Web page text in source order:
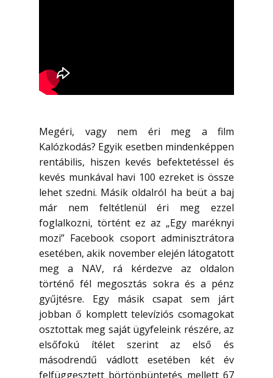
Megéri, vagy nem éri meg a film
Kalózkodás? Egyik esetben mindenképpen
rentábilis, hiszen kevés befektetéssel és
kevés munkával havi 100 ezreket is össze
lehet szedni. Másik oldalról ha beüt a baj
már nem feltétlenül éri meg ezzel
foglalkozni, történt ez az „Egy maréknyi
mozi” Facebook csoport adminisztrátora
esetében, akik november elején látogatott
meg a NAV, rá kérdezve az oldalon
történő fél megosztás sokra és a pénz
gyűjtésre. Egy másik csapat sem járt
jobban ő komplett televíziós csomagokat
osztottak meg saját ügyfeleink részére, az
elsőfokú ítélet szerint az első és
másodrendű vádlott esetében két év
felfüggesztett börtönbüntetés mellett 67